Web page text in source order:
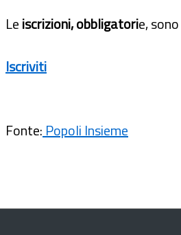
Leiscrizioni, obbligatorie,
Iscriviti
Fonte: Popoli Insieme